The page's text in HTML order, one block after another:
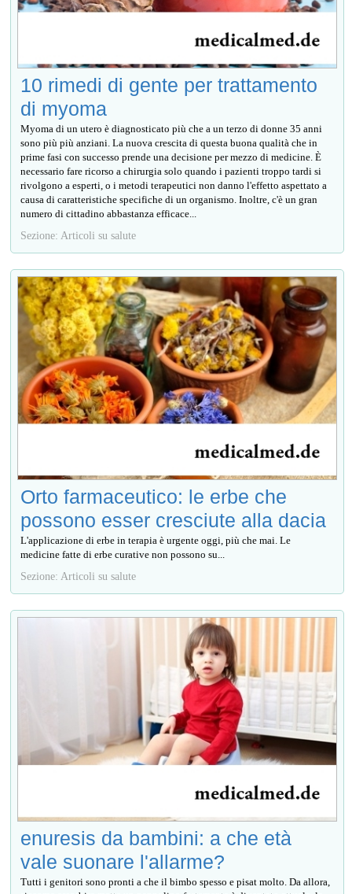
10 rimedi di gente per trattamento
di myoma
Myoma di un utero è diagnosticato più che a un terzo di donne 35 anni
sono più più anziani. La nuova crescita di questa buona qualità che in
prime fasi con successo prende una decisione per mezzo di medicine. È
necessario fare ricorso a chirurgia solo quando i pazienti troppo tardi si
rivolgono a esperti, o i metodi terapeutici non danno l'effetto aspettato a
causa di caratteristiche specifiche di un organismo. Inoltre, c'è un gran
numero di cittadino abbastanza efficace...
Sezione: Articoli su salute
Orto farmaceutico: le erbe che
possono esser cresciute alla dacia
L'applicazione di erbe in terapia è urgente oggi, più che mai. Le
medicine fatte di erbe curative non possono su...
Sezione: Articoli su salute
enuresis da bambini: a che età
vale suonare l'allarme?
Tutti i genitori sono pronti a che il bimbo spesso e pisat molto. Da allora,